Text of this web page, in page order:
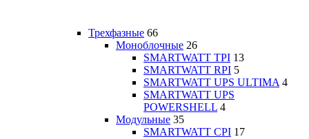
Трехфазные 66
Моноблочные 26
SMARTWATT TPI 13
SMARTWATT RPI 5
SMARTWATT UPS ULTIMA 4
SMARTWATT UPS
POWERSHELL 4
Модульные 35
SMARTWATT CPI 17